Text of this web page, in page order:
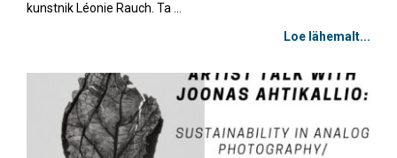
kunstnik Léonie Rauch. Ta ...
Loe lähemalt...